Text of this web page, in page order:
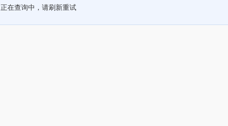
正在查询中，请刷新重试